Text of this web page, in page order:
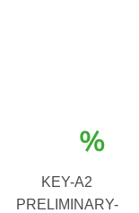
%
KEY-A2
PRELIMINARY-